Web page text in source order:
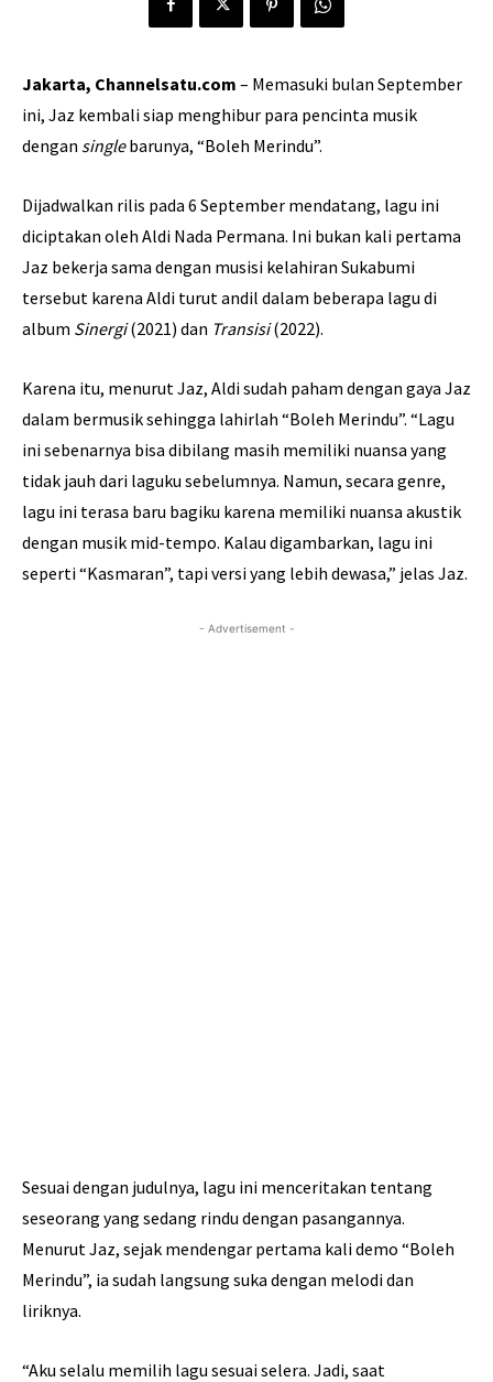
Jakarta, Channelsatu.com – Memasuki bulan September
ini, Jaz kembali siap menghibur para pencinta musik
dengan singlebarunya, “Boleh Merindu”.
Dijadwalkan rilis pada 6 September mendatang, lagu ini
diciptakan oleh Aldi Nada Permana. Ini bukan kali pertama
Jaz bekerja sama dengan musisi kelahiran Sukabumi
tersebut karena Aldi turut andil dalam beberapa lagu di
album Sinergi(2021) dan Transisi(2022).
Karena itu, menurut Jaz, Aldi sudah paham dengan gaya Jaz
dalam bermusik sehingga lahirlah “Boleh Merindu”. “Lagu
ini sebenarnya bisa dibilang masih memiliki nuansa yang
tidak jauh dari laguku sebelumnya. Namun, secara genre,
lagu ini terasa baru bagiku karena memiliki nuansa akustik
dengan musik mid-tempo. Kalau digambarkan, lagu ini
seperti “Kasmaran”, tapi versi yang lebih dewasa,” jelas Jaz.
- Advertisement -
Sesuai dengan judulnya, lagu ini menceritakan tentang
seseorang yang sedang rindu dengan pasangannya.
Menurut Jaz, sejak mendengar pertama kali demo “Boleh
Merindu”, ia sudah langsung suka dengan melodi dan
liriknya.
“Aku selalu memilih lagu sesuai selera. Jadi, saat